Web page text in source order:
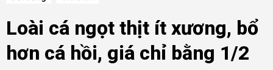
Loài cá ngọt thịt ít xương, bổ
hơn cá hồi, giá chỉ bằng 1/2